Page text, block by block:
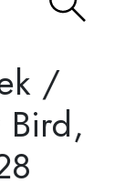
/
Bird,